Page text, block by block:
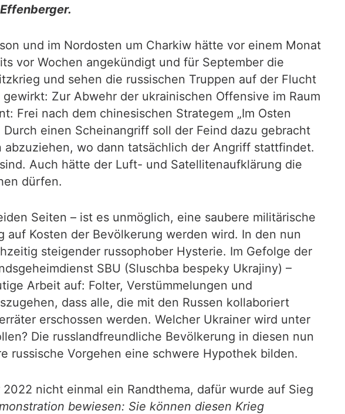
und im Nordosten um Charkiw hätte vor einem Monat
vor Wochen angekündigt und für September die
und sehen die russischen Truppen auf der Flucht
Zur Abwehr der ukrainischen Offensive im Raum
Frei nach dem chinesischen Strategem „Im Osten
einen Scheinangriff soll der Feind dazu gebracht
wo dann tatsächlich der Angriff stattfindet.
Auch hätte der Luft- und Satellitenaufklärung die
dürfen.
Seiten – ist es unmöglich, eine saubere militärische
auf Kosten der Bevölkerung werden wird. In den nun
steigender russophober Hysterie. Im Gefolge der
SBU (Sluschba bespeky Ukrajiny) –
Arbeit auf: Folter, Verstümmelungen und
dass alle, die mit den Russen kollaboriert
erschossen werden. Welcher Ukrainer wird unter
Die russlandfreundliche Bevölkerung in diesen nun
russische Vorgehen eine schwere Hypothek bilden.
nicht einmal ein Randthema, dafür wurde auf Sieg
bewiesen: Sie können diesen Krieg